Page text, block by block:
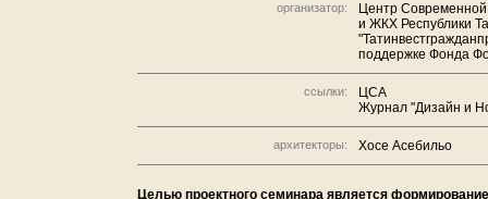
организатор:
Центр Современной
и ЖКХ Республики
поддержке Фонда
ссылки:
ЦСА
Журнал "Дизайн и
архитекторы: Хосе Асебильо
Целью проектного семинара является